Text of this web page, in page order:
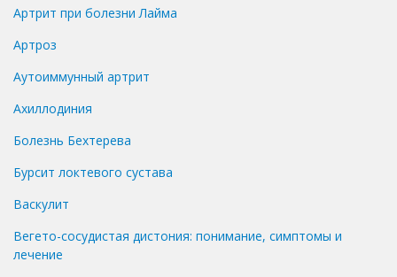
Артрит при болезни Лайма
Артроз
Аутоиммунный артрит
Ахиллодиния
Болезнь Бехтерева
Бурсит локтевого сустава
Васкулит
Вегето-сосудистая дистония: понимание, симптомы и
лечение